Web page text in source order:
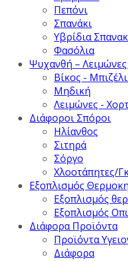
Πεπόνι
Σπανάκι
Υβρίδια
Φασόλια
Ψυχανθή –
Βίκος -
Μηδική
Λειμώνες -
Διάφοροι Σπόροι
Ηλίανθος
Σιτηρά
Σόργο
Χλοοτάπητες/
Εξοπλισμός
Εξοπλισμός
Εξοπλισμός
Διάφορα Προϊόντα
Προϊόντα
Διάφορα